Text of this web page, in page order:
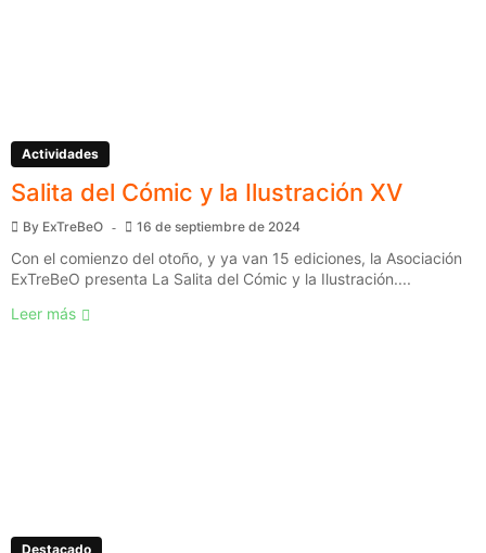
Actividades
Salita del Cómic y la Ilustración XV
By ExTreBeO 16 de septiembre de 2024
Con el comienzo del otoño, y ya van 15 ediciones, la Asociación
ExTreBeO presenta La Salita del Cómic y la Ilustración....
Leer más
Destacado